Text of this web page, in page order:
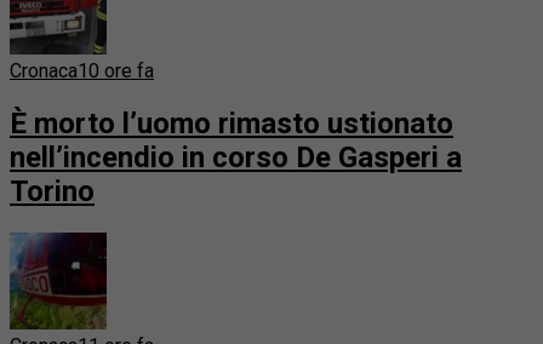
Cronaca10 ore fa
È morto l’uomo rimasto ustionato
nell’incendio in corso De Gasperi a
Torino